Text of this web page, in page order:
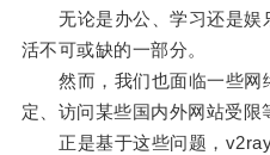
无论是办公、学习还是娱
活不可或缺的一部分。
然而，我们也面临一些网
定、访问某些国内外网站受限
正是基于这些问题，